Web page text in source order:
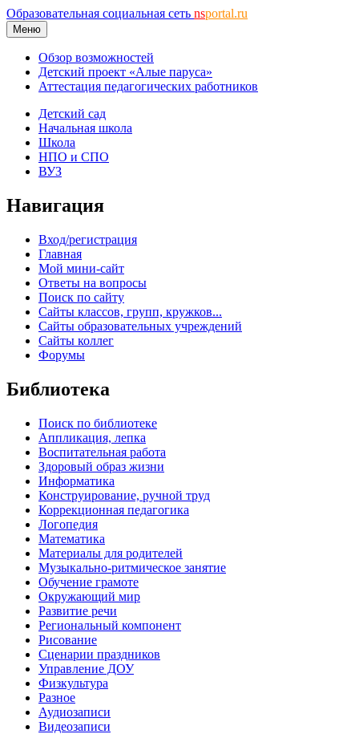
Образовательная социальная сеть nsportal.ru
Меню
Обзор возможностей
Детский проект «Алые паруса»
Аттестация педагогических работников
Детский сад
Начальная школа
Школа
НПО и СПО
ВУЗ
Навигация
Вход/регистрация
Главная
Мой мини-сайт
Ответы на вопросы
Поиск по сайту
Сайты классов, групп, кружков...
Сайты образовательных учреждений
Сайты коллег
Форумы
Библиотека
Поиск по библиотеке
Аппликация, лепка
Воспитательная работа
Здоровый образ жизни
Информатика
Конструирование, ручной труд
Коррекционная педагогика
Логопедия
Математика
Материалы для родителей
Музыкально-ритмическое занятие
Обучение грамоте
Окружающий мир
Развитие речи
Региональный компонент
Рисование
Сценарии праздников
Управление ДОУ
Физкультура
Разное
Аудиозаписи
Видеозаписи